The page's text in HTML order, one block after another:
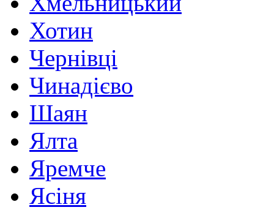
Хотин
Чернівці
Чинадієво
Шаян
Ялта
Яремче
Ясіня